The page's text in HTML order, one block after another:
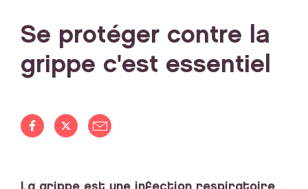
Se protéger contre la
grippe c'est essentiel
La grippe est une infection respiratoire